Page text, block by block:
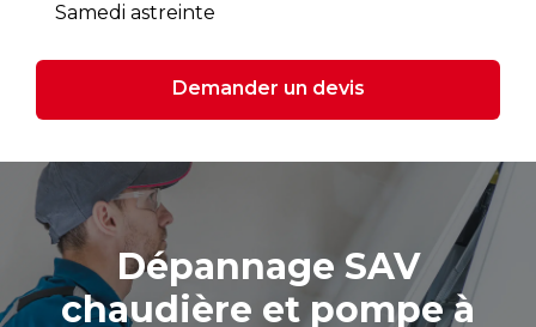
Samedi astreinte
Demander un devis
Dépannage SAV
chaudière et pompe à